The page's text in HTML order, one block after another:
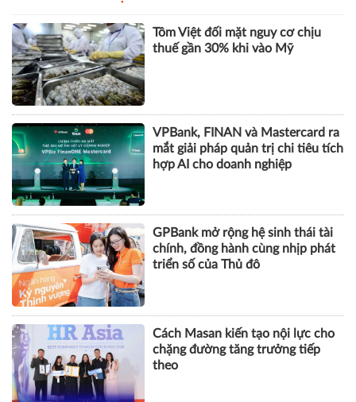
DOANH NGHIỆP
Tôm Việt đối mặt nguy cơ chịu
thuế gần 30% khi vào Mỹ
VPBank, FINAN và Mastercard ra
mắt giải pháp quản trị chi tiêu tích
hợp AI cho doanh nghiệp
GPBank mở rộng hệ sinh thái tài
chính, đồng hành cùng nhịp phát
triển số của Thủ đô